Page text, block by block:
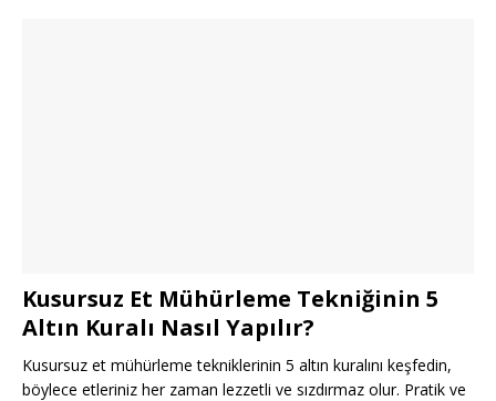
Kusursuz Et Mühürleme Tekniğinin 5
Altın Kuralı Nasıl Yapılır?
Kusursuz et mühürleme tekniklerinin 5 altın kuralını keşfedin,
böylece etleriniz her zaman lezzetli ve sızdırmaz olur. Pratik ve